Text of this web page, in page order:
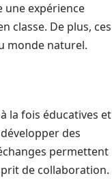
une expérience
classe. De plus, ces
monde naturel.
la fois éducatives et
des
permettent
de collaboration.